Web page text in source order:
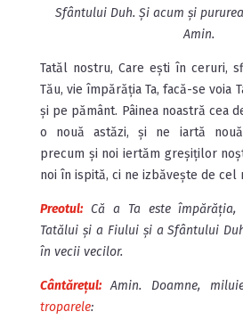
Sfântului Duh. Și acum și
Amin.
Tatăl nostru, Care ești în ceruri,
Tău, vie împărăția Ta, facă-se voia
și pe pământ. Pâinea noastră cea
o nouă astăzi, și ne iartă
precum și noi iertăm greșiților
noi în ispită, ci ne izbăvește de cel
Preotul:Că a Ta este împărăția,
Tatălui și a Fiului și a Sfântului
în vecii vecilor.
Cântărețul:Amin. Doamne,
troparele: